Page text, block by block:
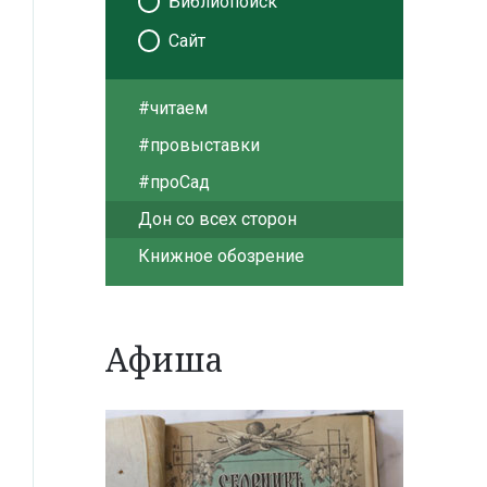
Сайт
#читаем
#провыставки
#проСад
Дон со всех сторон
Книжное обозрение
Афиша